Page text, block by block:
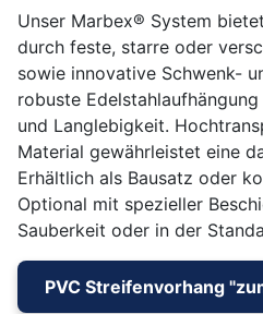
Unser Marbex® System
durch feste, starre oder
sowie innovative Schwenk-
robuste
und Langlebigkeit.
Material gewährleistet eine
Erhältlich als Bausatz oder
Optional mit spezieller
Sauberkeit oder in der
PVC Streifenvorhang